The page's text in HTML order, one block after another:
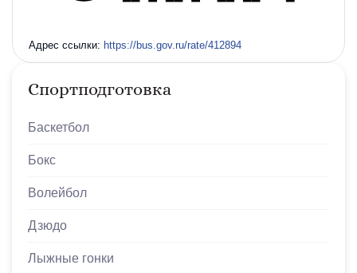
16 мая 2023
Награждение дошкольников
13 мая 2023
Адрес ссылки: https://bus.gov.ru/rate/412894
Спортподготовка
Баскетбол
Бокс
Волейбол
Дзюдо
Лыжные гонки